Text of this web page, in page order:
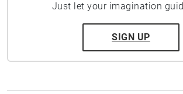
Just let your imagination
SIGN UP